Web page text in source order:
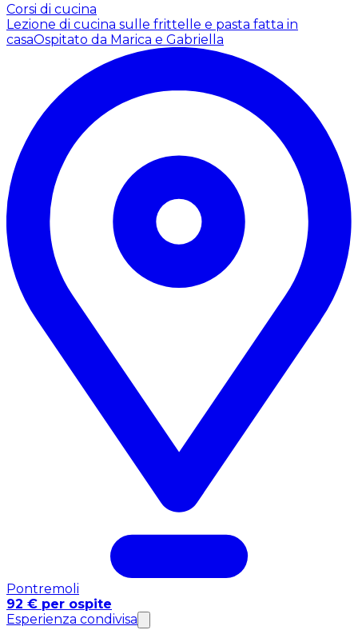
Corsi di cucina
Lezione di cucina sulle frittelle e pasta fatta in
casaOspitato da Marica e Gabriella
Pontremoli
92 € per ospite
Esperienza condivisa